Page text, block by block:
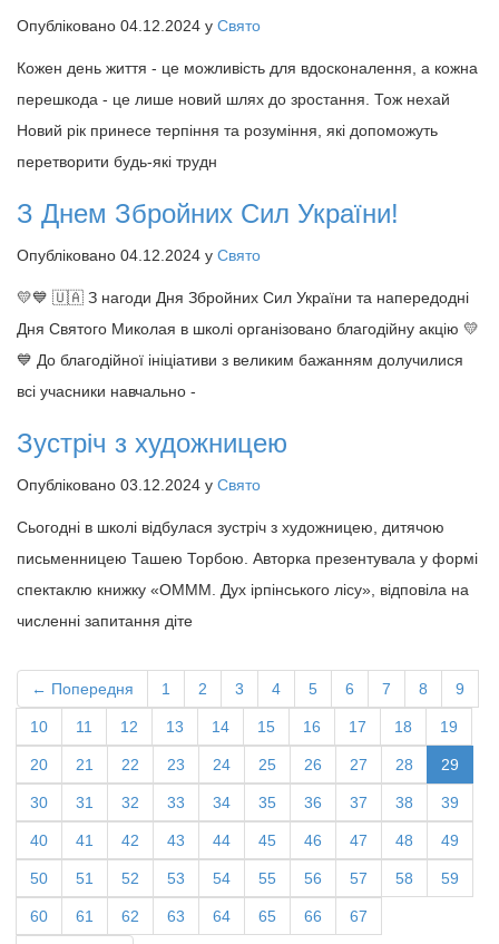
Опубліковано 04.12.2024 у Свято
Кожен день життя - це можливість для вдосконалення, а кожна
перешкода - це лише новий шлях до зростання. Тож нехай
Новий рік принесе терпіння та розуміння, які допоможуть
перетворити будь-які трудн
З Днем Збройних Сил України!
Опубліковано 04.12.2024 у Свято
💛💙 🇺🇦 З нагоди Дня Збройних Сил України та напередодні
Дня Святого Миколая в школі організовано благодійну акцію 💛
💙 До благодійної ініціативи з великим бажанням долучилися
всі учасники навчально -
Зустріч з художницею
Опубліковано 03.12.2024 у Свято
Сьогодні в школі відбулася зустріч з художницею, дитячою
письменницею Ташею Торбою. Авторка презентувала у формі
спектаклю книжку «ОМММ. Дух ірпінського лісу», відповіла на
численні запитання діте
← Попередня 1 2 3 4 5 6 7 8 9
10 11 12 13 14 15 16 17 18 19
20 21 22 23 24 25 26 27 28 29
30 31 32 33 34 35 36 37 38 39
40 41 42 43 44 45 46 47 48 49
50 51 52 53 54 55 56 57 58 59
60 61 62 63 64 65 66 67